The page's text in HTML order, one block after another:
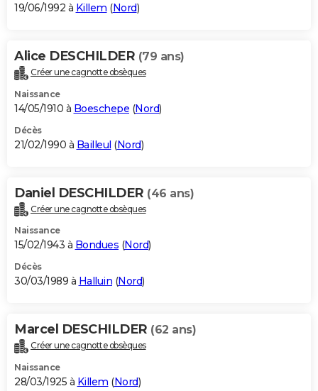
19/06/1992 à Killem (Nord)
Alice DESCHILDER (79 ans)
Créer une cagnotte obsèques
Naissance
14/05/1910 à Boeschepe (Nord)
Décès
21/02/1990 à Bailleul (Nord)
Daniel DESCHILDER (46 ans)
Créer une cagnotte obsèques
Naissance
15/02/1943 à Bondues (Nord)
Décès
30/03/1989 à Halluin (Nord)
Marcel DESCHILDER (62 ans)
Créer une cagnotte obsèques
Naissance
28/03/1925 à Killem (Nord)